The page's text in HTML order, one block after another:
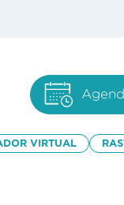
VIRTUAL